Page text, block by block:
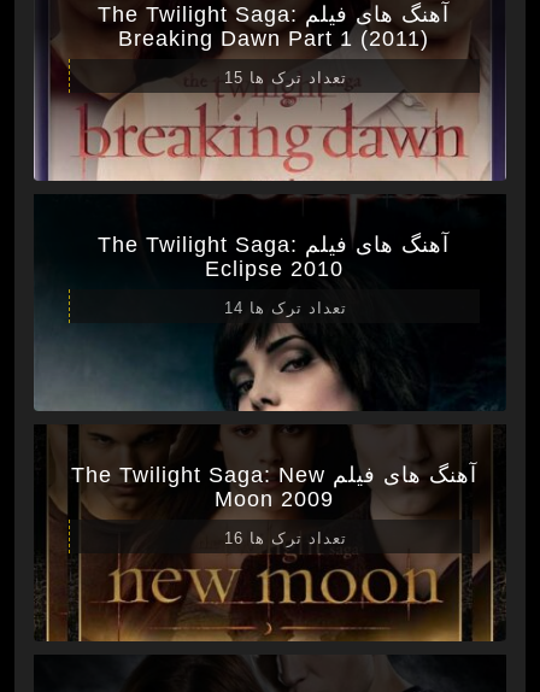
آهنگ های فیلم The Twilight Saga:
Breaking Dawn Part 1 (2011)
تعداد ترک ها 15
آهنگ های فیلم The Twilight Saga:
Eclipse 2010
تعداد ترک ها 14
آهنگ های فیلم The Twilight Saga: New
Moon 2009
تعداد ترک ها 16